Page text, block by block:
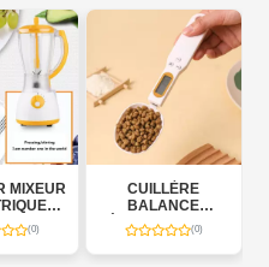
CUILLÈRE
BALANCE
ÉLECTRONIQUE
CASSEROLE
ÉLECTRIQUE